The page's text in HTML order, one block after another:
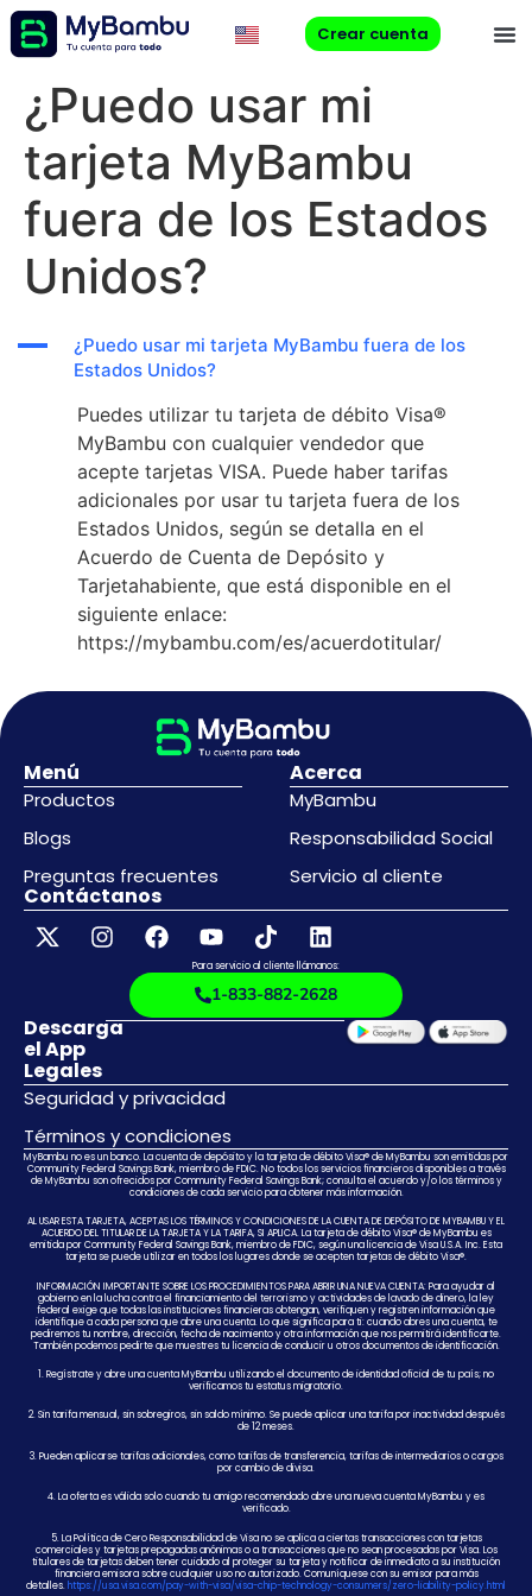
Crear cuenta
¿Puedo usar mi
tarjeta MyBambu
fuera de los Estados
Unidos?
A
¿Puedo usar mi tarjeta MyBambu fuera de los
Estados Unidos?
Puedes utilizar tu tarjeta de débito Visa®
MyBambu con cualquier vendedor que
acepte tarjetas VISA. Puede haber tarifas
adicionales por usar tu tarjeta fuera de los
Estados Unidos, según se detalla en el
Acuerdo de Cuenta de Depósito y
Tarjetahabiente, que está disponible en el
siguiente enlace:
https://mybambu.com/es/acuerdotitular/
Menú
Productos
Blogs
Preguntas frecuentes
Acerca
MyBambu
Responsabilidad Social
Servicio al cliente
Legales
Seguridad y privacidad
Términos y condiciones
Contáctanos
Para servicio al cliente llámanos:
1-833-882-2628
Descarga
el App
MyBambu no es un banco. La cuenta de depósito y la tarjeta de débito Visa® de MyBambu son emitidas por
Community Federal Savings Bank, miembro de FDIC. No todos los servicios financieros disponibles a través
de MyBambu son ofrecidos por Community Federal Savings Bank; consulta el acuerdo y/o los términos y
condiciones de cada servicio para obtener más información.
AL USAR ESTA TARJETA, ACEPTAS LOS TÉRMINOS Y CONDICIONES DE LA CUENTA DE DEPÓSITO DE MYBAMBU Y EL
ACUERDO DEL TITULAR DE LA TARJETA Y LA TARIFA, SI APLICA. La tarjeta de débito Visa® de MyBambu es
emitida por Community Federal Savings Bank, miembro de FDIC, según una licencia de Visa U.S.A. Inc. Esta
tarjeta se puede utilizar en todos los lugares donde se acepten tarjetas de débito Visa®.
INFORMACIÓN IMPORTANTE SOBRE LOS PROCEDIMIENTOS PARA ABRIR UNA NUEVA CUENTA: Para ayudar al
gobierno en la lucha contra el financiamiento del terrorismo y actividades de lavado de dinero, la ley
federal exige que todas las instituciones financieras obtengan, verifiquen y registren información que
identifique a cada persona que abre una cuenta. Lo que significa para ti: cuando abres una cuenta, te
pediremos tu nombre, dirección, fecha de nacimiento y otra información que nos permitirá identificarte.
También podemos pedirte que muestres tu licencia de conducir u otros documentos de identificación.
1. Regístrate y abre una cuenta MyBambu utilizando el documento de identidad oficial de tu país; no
verificamos tu estatus migratorio.
2. Sin tarifa mensual, sin sobregiros, sin saldo mínimo. Se puede aplicar una tarifa por inactividad después
de 12 meses.
3. Pueden aplicarse tarifas adicionales, como tarifas de transferencia, tarifas de intermediarios o cargos
por cambio de divisa.
4. La oferta es válida solo cuando tu amigo recomendado abre una nueva cuenta MyBambu y es
verificado.
5. La Política de Cero Responsabilidad de Visa no se aplica a ciertas transacciones con tarjetas
comerciales y tarjetas prepagadas anónimas o a transacciones que no sean procesadas por Visa. Los
titulares de tarjetas deben tener cuidado al proteger su tarjeta y notificar de inmediato a su institución
financiera emisora sobre cualquier uso no autorizado. Comuníquese con su emisor para más
detalles. https://usa.visa.com/pay-with-visa/visa-chip-technology-consumers/zero-liability-policy.html